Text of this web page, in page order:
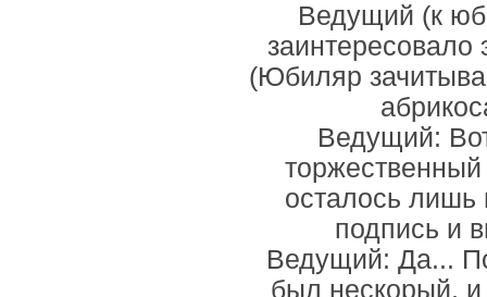
Ведущий (к
заинтересовало
(Юбиляр
Ведущий:
осталось лишь
подпись и
Ведущий: Да...
был нескорый, и